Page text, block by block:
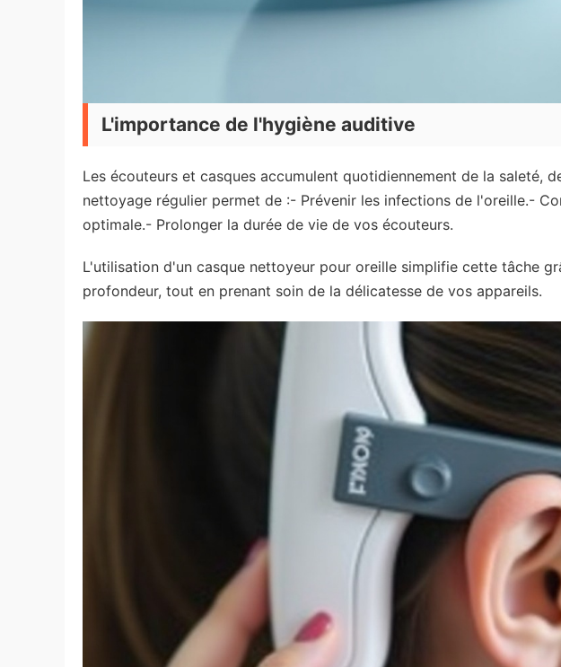
L'importance de l'hygiène auditive
Les écouteurs et casques accumulent quotidiennement de la saleté,
nettoyage régulier permet de :- Prévenir les infections de l'oreille.-
optimale.- Prolonger la durée de vie de vos écouteurs.
L'utilisation d'un casque nettoyeur pour oreille simplifie cette tâche
profondeur, tout en prenant soin de la délicatesse de vos appareils.